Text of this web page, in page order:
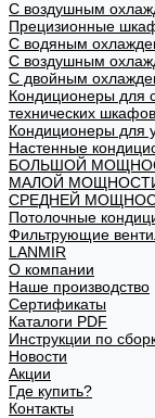
С воздушным
Прецизионные
С водяным
С воздушным
С двойным
Кондиционеры для
технических шкафов
Кондиционеры для
Настенные
БОЛЬШОЙ
МАЛОЙ МОЩНОСТИ
СРЕДНЕЙ
Потолочные
Фильтрующие
LANMIR
О компании
Наше производство
Сертификаты
Каталоги PDF
Инструкции по
Новости
Акции
Где купить?
Контакты